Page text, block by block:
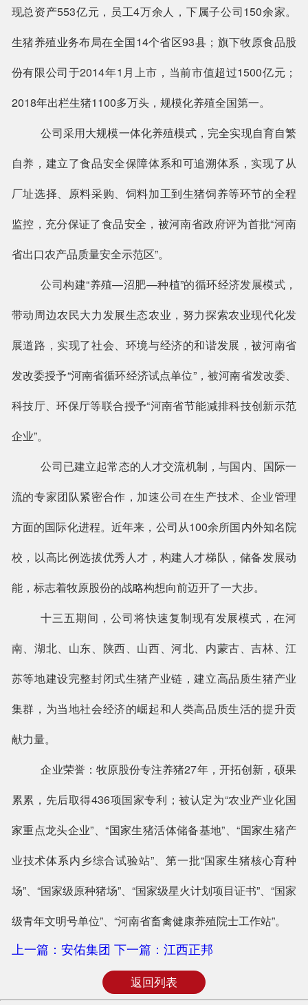
现总资产553亿元，员工4万余人，下属子公司150余家。
生猪养殖业务布局在全国14个省区93县；旗下牧原食品股
份有限公司于2014年1月上市，当前市值超过1500亿元；
2018年出栏生猪1100多万头，规模化养殖全国第一。
公司采用大规模一体化养殖模式，完全实现自育自繁
自养，建立了食品安全保障体系和可追溯体系，实现了从
厂址选择、原料采购、饲料加工到生猪饲养等环节的全程
监控，充分保证了食品安全，被河南省政府评为首批“河南
省出口农产品质量安全示范区”。
公司构建“养殖—沼肥—种植”的循环经济发展模式，
带动周边农民大力发展生态农业，努力探索农业现代化发
展道路，实现了社会、环境与经济的和谐发展，被河南省
发改委授予“河南省循环经济试点单位”，被河南省发改委、
科技厅、环保厅等联合授予“河南省节能减排科技创新示范
企业”。
公司已建立起常态的人才交流机制，与国内、国际一
流的专家团队紧密合作，加速公司在生产技术、企业管理
方面的国际化进程。近年来，公司从100余所国内外知名院
校，以高比例选拔优秀人才，构建人才梯队，储备发展动
能，标志着牧原股份的战略构想向前迈开了一大步。
十三五期间，公司将快速复制现有发展模式，在河
南、湖北、山东、陕西、山西、河北、内蒙古、吉林、江
苏等地建设完整封闭式生猪产业链，建立高品质生猪产业
集群，为当地社会经济的崛起和人类高品质生活的提升贡
献力量。
企业荣誉：牧原股份专注养猪27年，开拓创新，硕果
累累，先后取得436项国家专利；被认定为“农业产业化国
家重点龙头企业”、“国家生猪活体储备基地”、“国家生猪产
业技术体系内乡综合试验站”、第一批“国家生猪核心育种
场”、“国家级原种猪场”、“国家级星火计划项目证书”、“国家
级青年文明号单位”、“河南省畜禽健康养殖院士工作站”。
上一篇：安佑集团 下一篇：江西正邦
返回列表